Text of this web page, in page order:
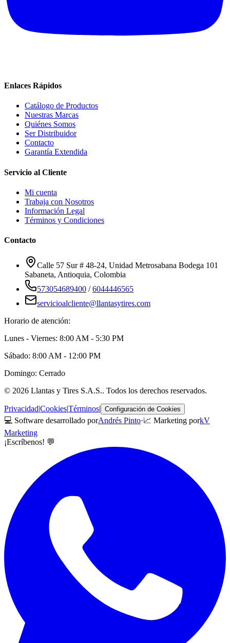
Enlaces Rápidos
Catálogo de Productos
Nuestras Marcas
Quiénes Somos
Ser Distribuidor
Contacto
Garantía Extendida
Servicio al Cliente
Mi cuenta
Trabaja con Nosotros
Información Legal
Términos y Condiciones
Contacto
Calle 57 Sur # 48-24, Unidad Metrosabana Bodega 101
Sabaneta, Antioquia, Colombia
573054689400 /6044446565
servicioalcliente@llantasytires.com
Horario de atención:
Lunes - Viernes: 8:00 AM - 5:30 PM
Sábado: 8:00 AM - 12:00 PM
Domingo: Cerrado
© 2026 Llantas y Tires S.A.S.. Todos los derechos reservados.
Privacidad|Cookies|Términos| Configuración de Cookies
💻 Software desarrollado porAndrés Pinto·📈 Marketing porkV
Marketing
¡Escríbenos! 💬